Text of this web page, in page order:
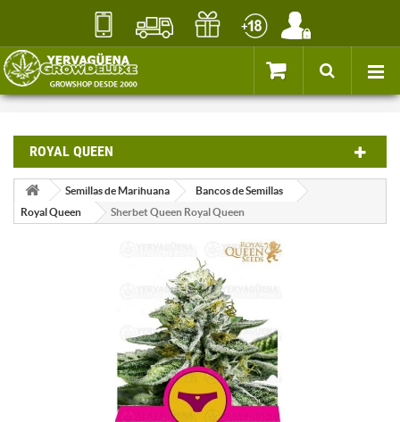
ROYAL QUEEN
Semillas de Marihuana
Bancos de Semillas
Royal Queen
Sherbet Queen Royal Queen